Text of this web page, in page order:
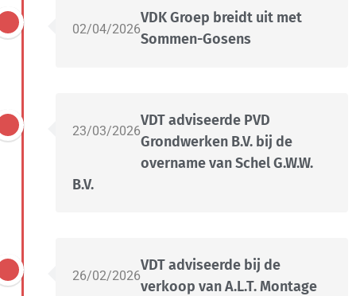
02/04/2026
VDK Groep breidt uit met
Sommen-Gosens
23/03/2026
VDT adviseerde PVD
Grondwerken B.V. bij de
overname van Schel G.W.W.
B.V.
26/02/2026
VDT adviseerde bij de
verkoop van A.L.T. Montage